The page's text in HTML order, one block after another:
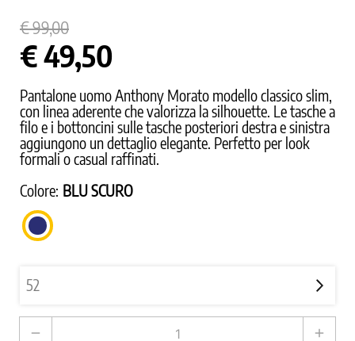
€ 99,00
€ 49,50
Pantalone uomo Anthony Morato modello classico slim,
con linea aderente che valorizza la silhouette. Le tasche a
filo e i bottoncini sulle tasche posteriori destra e sinistra
aggiungono un dettaglio elegante. Perfetto per look
formali o casual raffinati.
Colore: BLU SCURO
BLU
SCURO
remove add